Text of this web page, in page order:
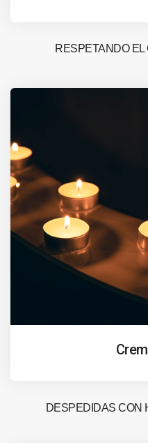
RESPETANDO EL
DESPEDIDAS CON